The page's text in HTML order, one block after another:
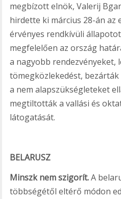
megbízott elnök, Valerij
hirdette ki március 28-án az
érvényes rendkívüli
megfelelően az ország
a nagyobb rendezvényeket,
tömegközlekedést,
a nem alapszükségleteket
megtiltották a vallási és
látogatását.
BELARUSZ
Minszk nem szigorít.A
többségétől eltérő módon